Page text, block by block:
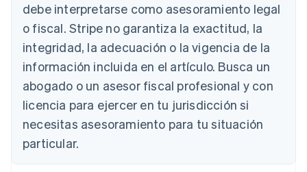
debe interpretarse como asesoramiento legal
o fiscal. Stripe no garantiza la exactitud, la
integridad, la adecuación o la vigencia de la
información incluida en el artículo. Busca un
abogado o un asesor fiscal profesional y con
licencia para ejercer en tu jurisdicción si
necesitas asesoramiento para tu situación
particular.
Austria
DeutschEnglish
Bélgica
Nederlands
Brasil
PortuguêsEnglish
Bulgaria
English
Canadá
English
China continental
简体中文English